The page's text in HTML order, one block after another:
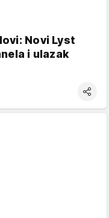
Novi Lyst
i ulazak